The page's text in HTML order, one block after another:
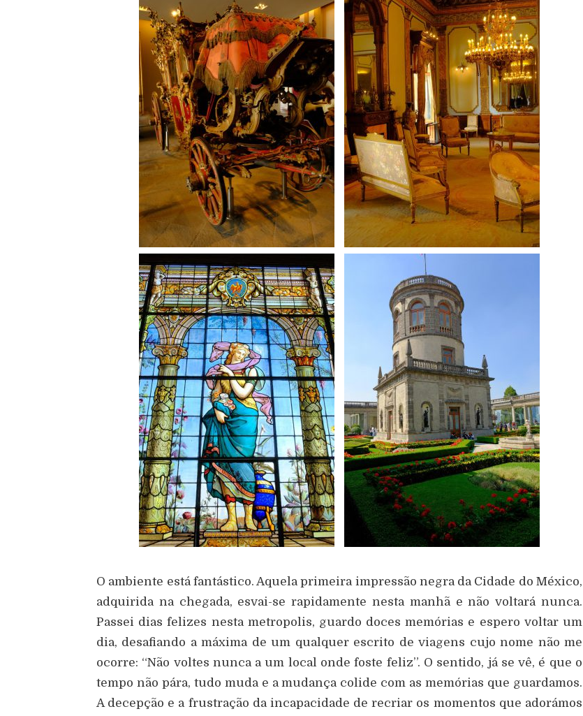
O ambiente está fantástico. Aquela primeira impressão negra da Cidade do México,
adquirida na chegada, esvai-se rapidamente nesta manhã e não voltará nunca.
Passei dias felizes nesta metropolis, guardo doces memórias e espero voltar um
dia, desafiando a máxima de um qualquer escrito de viagens cujo nome não me
ocorre: “Não voltes nunca a um local onde foste feliz”. O sentido, já se vê, é que o
tempo não pára, tudo muda e a mudança colide com as memórias que guardamos.
A decepção e a frustração da incapacidade de recriar os momentos que adorámos